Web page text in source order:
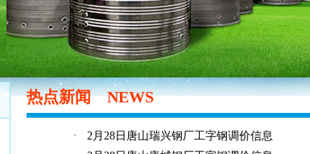
热点新闻NEWS
·
2月28日唐山瑞兴钢厂工字钢调价信息